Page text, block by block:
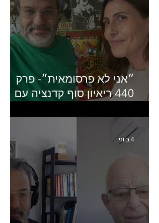
״אני לא פרסומאית״- פרק
440 ריאיון סוף קדנציה עם
מנכ״לית באומן בר ריבנאי
4 ביוני